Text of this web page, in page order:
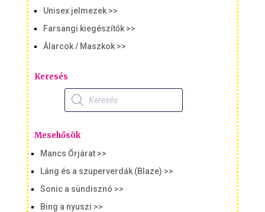
Unisex jelmezek >>
Farsangi kiegészítők >>
Álarcok / Maszkok >>
Keresés
Products
search
Mesehősök
Mancs Őrjárat >>
Láng és a szuperverdák (Blaze) >>
Sonic a sündisznó >>
Bing a nyuszi >>